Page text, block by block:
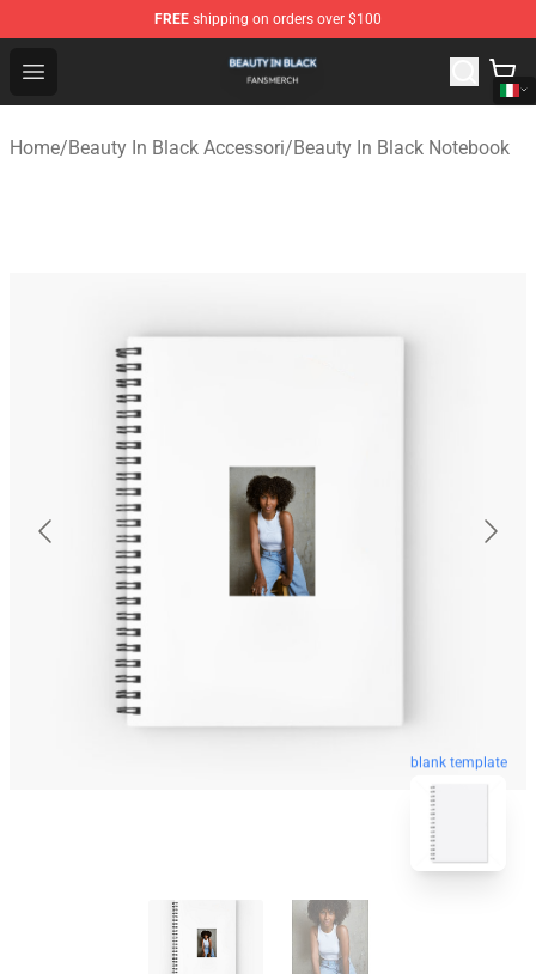
FREE shipping on orders over $100
Open menu
Beauty In Black Shop - Official Beauty In Black
Home/Beauty In Black Accessori/Beauty In Black Notebook
blank template